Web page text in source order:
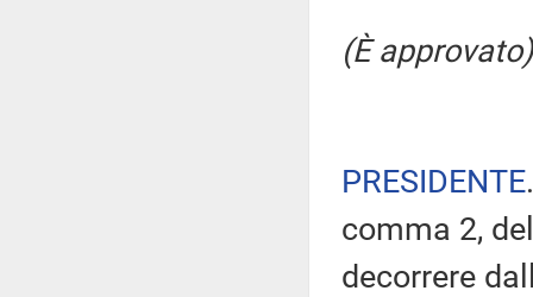
(È approvato)
PRESIDENTE
comma 2,
decorrere